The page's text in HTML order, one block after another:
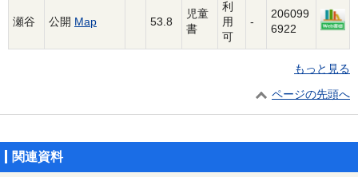
瀬谷 公開 Map 53.8
児童
書
利
用
可
-
206099
6922
もっと見る
ページの先頭へ
関連資料